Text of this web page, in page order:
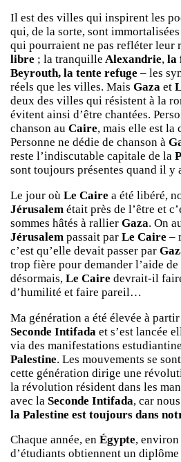
Il est des villes qui inspirent les
qui, de la sorte, sont
qui pourraient ne pas refléter leur
libre ; la tranquille Alexandrie, la
Beyrouth, la tente refuge – les
réels que les villes. Mais Gaza et
deux des villes qui résistent à la
évitent ainsi d’être chantées.
chanson au Caire, mais elle est la
Personne ne dédie de chanson à
reste l’indiscutable capitale de la
sont toujours présentes quand il y
Le jour où Le Caire a été libéré,
Jérusalem était près de l’être et
sommes hâtés à rallier Gaza. On
Jérusalem passait par Le Caire –
c’est qu’elle devait passer par
trop fière pour demander l’aide de
désormais, Le Caire devrait-il
d’humilité et faire pareil…
Ma génération a été élevée à partir
Seconde Intifada et s’est lancée
via des manifestations
Palestine. Les mouvements se
cette génération dirige une
la révolution résident dans les
avec la Seconde Intifada, car
la Palestine est toujours dans
Chaque année, en Égypte,
d’étudiants obtiennent un